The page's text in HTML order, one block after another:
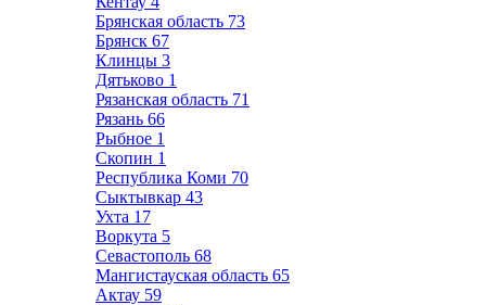
Брянская область 73
Брянск 67
Клинцы 3
Дятьково 1
Рязанская область 71
Рязань 66
Рыбное 1
Скопин 1
Республика Коми 70
Сыктывкар 43
Ухта 17
Воркута 5
Севастополь 68
Мангистауская область 65
Актау 59